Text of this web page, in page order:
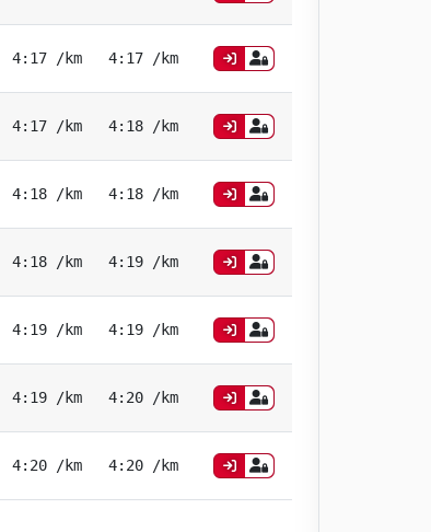
4:17 /km 4:17 /km
4:17 /km 4:18 /km
4:18 /km 4:18 /km
4:18 /km 4:19 /km
4:19 /km 4:19 /km
4:19 /km 4:20 /km
4:20 /km 4:20 /km